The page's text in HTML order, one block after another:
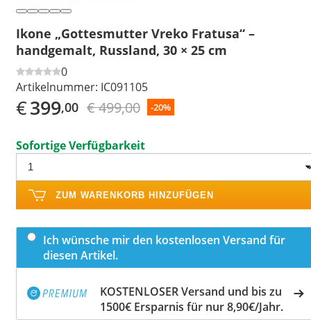
Ikone „Gottesmutter Vreko Fratusa“ –
handgemalt, Russland, 30 × 25 cm
0
Artikelnummer: IC091105
€399,00 € 499,00 -20%
Sofortige Verfügbarkeit
ZUM WARENKORB HINZUFÜGEN
Ich wünsche mir den kostenlosen Versand für
diesen Artikel.
KOSTENLOSER Versand und bis zu
1500€ Ersparnis für nur 8,90€/Jahr.